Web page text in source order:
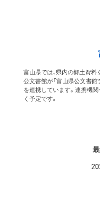
富山県では、県内の郷土資
公文書館が「富山県公文書
を連携しています。連携機
く予定です。